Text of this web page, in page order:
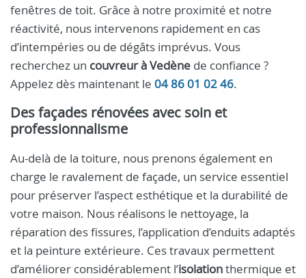
fenêtres de toit. Grâce à notre proximité et notre
réactivité, nous intervenons rapidement en cas
d’intempéries ou de dégâts imprévus. Vous
recherchez un couvreur à Vedène de confiance ?
Appelez dès maintenant le 04 86 01 02 46.
Des façades rénovées avec soin et
professionnalisme
Au-delà de la toiture, nous prenons également en
charge le ravalement de façade, un service essentiel
pour préserver l’aspect esthétique et la durabilité de
votre maison. Nous réalisons le nettoyage, la
réparation des fissures, l’application d’enduits adaptés
et la peinture extérieure. Ces travaux permettent
d’améliorer considérablement l’isolationthermique et